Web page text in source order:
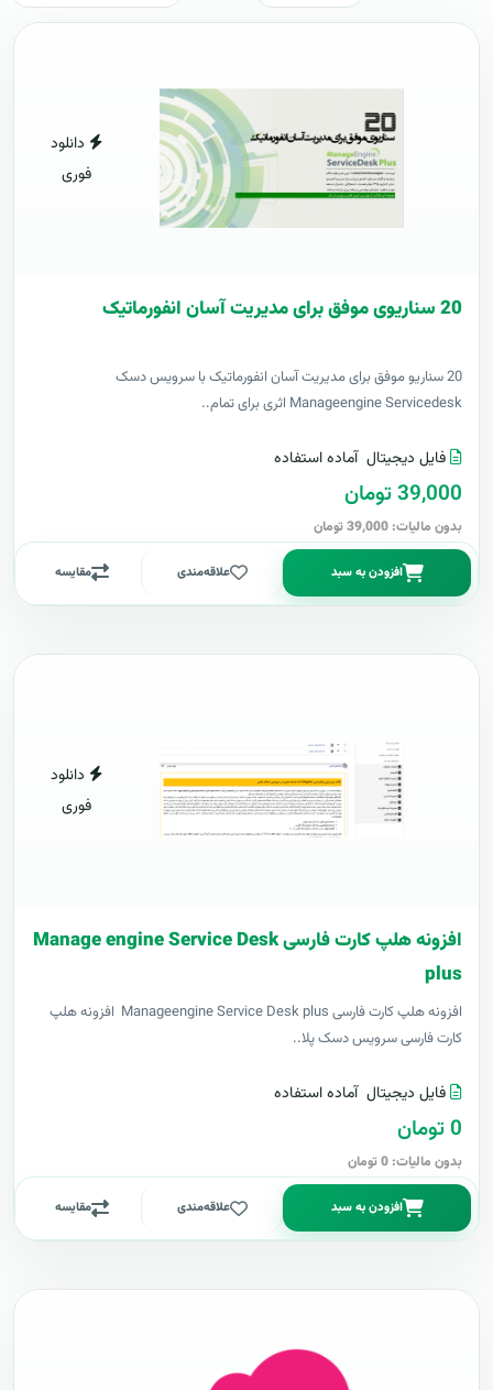
دانلود
فوری
20 سناریوی موفق برای مدیریت آسان انفورماتیک
20 سناریو موفق برای مدیریت آسان انفورماتیک با سرویس دسک
Manageengine Servicedesk اثری برای تمام..
فایل دیجیتال آماده استفاده
39,000 تومان
بدون مالیات: 39,000 تومان
افزودن به سبد علاقه‌مندی مقایسه
دانلود
فوری
افزونه هلپ کارت فارسی Manage engine Service Desk
plus
افزونه هلپ کارت فارسی Manageengine Service Desk plus افزونه هلپ
کارت فارسی سرویس دسک پلا..
فایل دیجیتال آماده استفاده
0 تومان
بدون مالیات: 0 تومان
افزودن به سبد علاقه‌مندی مقایسه